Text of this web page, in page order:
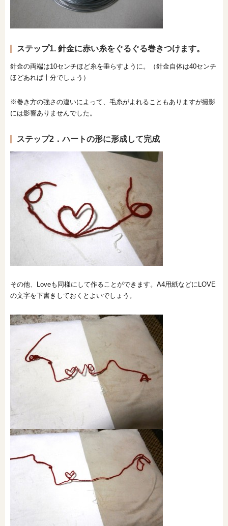
ステップ1. 針金に赤い糸をぐるぐる巻きつけます。
針金の両端は10センチほど糸を垂らすように。（針金自体は40センチ
ほどあれば十分でしょう）
※巻き方の強さの違いによって、毛糸がよれることもありますが撮影
には影響ありませんでした。
ステップ2．ハートの形に形成して完成
その他、Loveも同様にして作ることができます。A4用紙などにLOVE
の文字を下書きしておくとよいでしょう。